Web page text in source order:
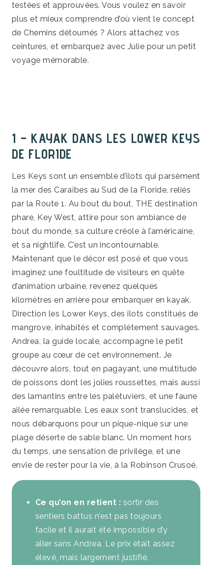
testées et approuvées. Vous voulez en savoir
plus et mieux comprendre d’où vient le concept
de Chemins détournés ? Alors attachez vos
ceintures, et embarquez avec Julie pour un petit
voyage mémorable.
1 – KAYAK DANS LES LOWER KEYS
DE FLORIDE
Les Keys sont un ensemble d’îlots qui parsèment
la mer des Caraïbes au Sud de la Floride, reliés
par la Route 1. Au bout du bout, THE destination
phare, Key West, attire pour son ambiance de
bout du monde, sa culture créole à l’américaine,
et sa nightlife. C’est un incontournable.
Maintenant que le décor est posé et que vous
imaginez une foultitude de visiteurs en quête
d’animation urbaine, revenez quelques
kilomètres en arrière pour embarquer en kayak.
Direction les Lower Keys, des îlots constitués de
mangrove, inhabités et complètement sauvages.
Andrea, la guide locale, accompagne le petit
groupe au cœur de cet environnement. Je
découvre alors, tout en pagayant, une multitude
de poissons dont les jolies roussettes, mais aussi
des lamantins entre les palétuviers, et une faune
ailée remarquable. Les eaux sont translucides, et
nous débarquons pour un pique-nique sur une
plage déserte de sable blanc. Un moment hors
du temps, une sensation de privilège, et une
envie de rester pour la vie, à la Robinson Crusoé.
Ce qu’on en retient : sortir des
sentiers battus n’est pas toujours
facile et il aurait été impossible d’y
aller sans Andrea. Le prix était assez
élevé, mais largement justifié.